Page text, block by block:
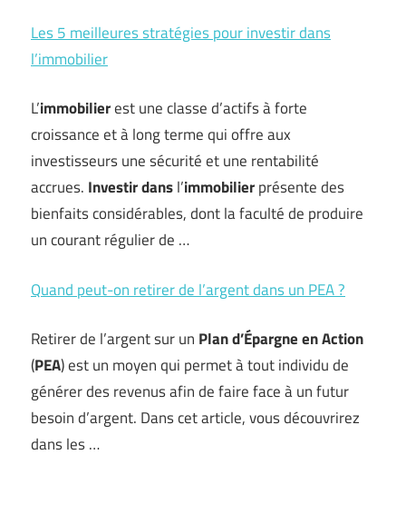
Les 5 meilleures stratégies pour investir dans
l’immobilier
L’immobilierest une classe d’actifs à forte
croissance et à long terme qui offre aux
investisseurs une sécurité et une rentabilité
accrues. Investirdansl’immobilierprésente des
bienfaits considérables, dont la faculté de produire
un courant régulier de …
Quand peut-on retirer de l’argent dans un PEA ?
Retirer de l’argent sur un Plan d’Épargne en Action
(PEA) est un moyen qui permet à tout individu de
générer des revenus afin de faire face à un futur
besoin d’argent. Dans cet article, vous découvrirez
dans les …